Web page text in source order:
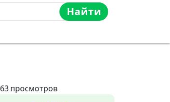
Найти
63просмотров